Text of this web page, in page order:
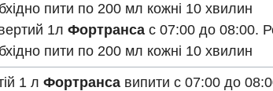
пити по 200 мл кожні 10 хвилин
1л Фортранса с 07:00 до 08:00.
пити по 200 мл кожні 10 хвилин
1 л Фортранса випити с 07:00 до